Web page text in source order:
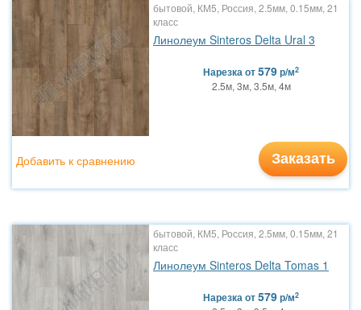
бытовой, КМ5, Россия, 2.5мм, 0.15мм, 21
класс
Линолеум Sinteros Delta Ural 3
Нарезкаот579р/м2
2.5м, 3м, 3.5м, 4м
Заказать
Добавить к сравнению
бытовой, КМ5, Россия, 2.5мм, 0.15мм, 21
класс
Линолеум Sinteros Delta Tomas 1
Нарезкаот579р/м2